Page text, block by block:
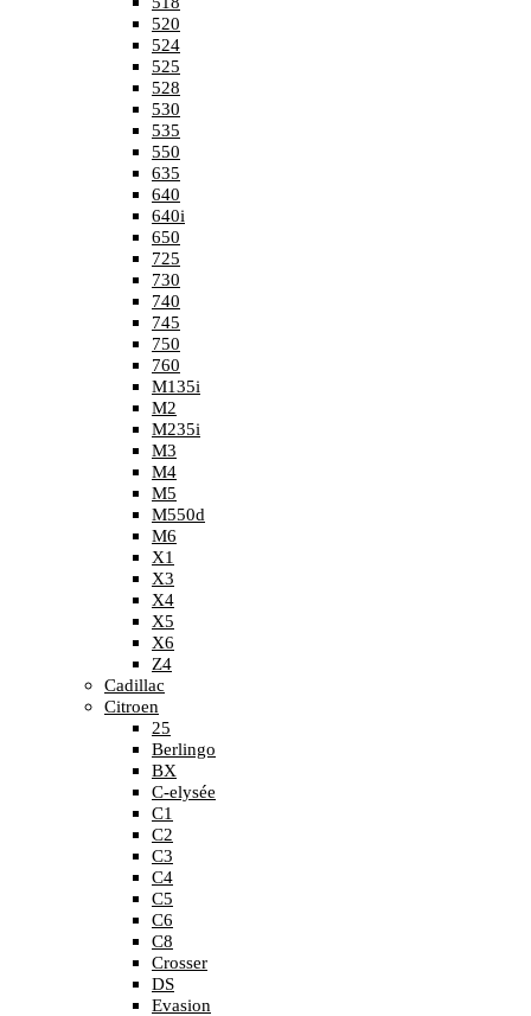
520
524
525
528
530
535
550
635
640
640i
650
725
730
740
745
750
760
M135i
M2
M235i
M3
M4
M5
M550d
M6
X1
X3
X4
X5
X6
Z4
Cadillac
Citroen
25
Berlingo
BX
C-elysée
C1
C2
C3
C4
C5
C6
C8
Crosser
DS
Evasion